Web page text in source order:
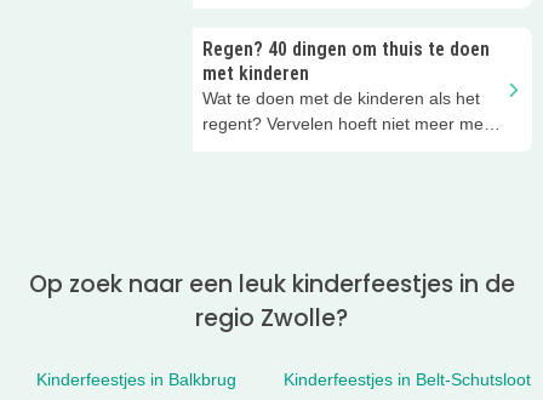
leuke beleefpaden, beleefbossen en
natuurspeeltuinen in het Noorden. Dit
zijn onze favorieten in Groningen,
Friesland, Zwolle en Drenthe. Mis je
Regen? 40 dingen om thuis te doen
met kinderen
Wat te doen met de kinderen als het
regent? Vervelen hoeft niet meer met
Op zoek naar een leuk kinderfeestjes in de
regio Zwolle?
Kinderfeestjes in Balkbrug
Kinderfeestjes in Belt-Schutsloot